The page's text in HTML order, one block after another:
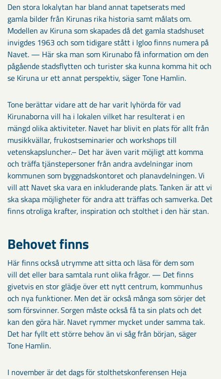
Den stora lokalytan har bland annat tapetserats med
gamla bilder från Kirunas rika historia samt målats om.
Modellen av Kiruna som skapades då det gamla stadshuset
invigdes 1963 och som tidigare stått i Igloo finns numera på
Navet. — Här ska man som Kirunabo få information om den
pågående stadsflytten och turister ska kunna komma hit och
se Kiruna ur ett annat perspektiv, säger Tone Hamlin.
Tone berättar vidare att de har varit lyhörda för vad
Kirunaborna vill ha i lokalen vilket har resulterat i en
mängd olika aktiviteter. Navet har blivit en plats för allt från
musikkvällar, frukostseminarier och workshops till
vetenskapsluncher.– Det har även varit möjligt att komma
och träffa tjänstepersoner från andra avdelningar inom
kommunen som byggnadskontoret och planavdelningen. Vi
vill att Navet ska vara en inkluderande plats. Tanken är att vi
ska skapa möjligheter för andra att träffas och samverka. Det
finns otroliga krafter, inspiration och stolthet i den här stan.
Behovet finns
Här finns också utrymme att sitta och läsa för dem som
vill det eller bara samtala runt olika frågor. — Det finns
givetvis en stor glädje över ett nytt centrum, kommunhus
och nya funktioner. Men det är också många som sörjer det
som försvinner. Sorgen måste också få ta sin plats och det
kan den göra här. Navet rymmer mycket under samma tak.
Det har fyllt ett större behov än vi såg från början, säger
Tone Hamlin.
I november är det dags för stolthetskonferensen Heja